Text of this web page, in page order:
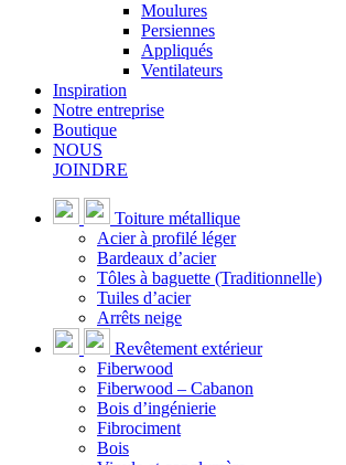
Moulures
Persiennes
Appliqués
Ventilateurs
Inspiration
Notre entreprise
Boutique
NOUS
JOINDRE
Toiture métallique
Acier à profilé léger
Bardeaux d’acier
Tôles à baguette (Traditionnelle)
Tuiles d’acier
Arrêts neige
Revêtement extérieur
Fiberwood
Fiberwood – Cabanon
Bois d’ingénierie
Fibrociment
Bois